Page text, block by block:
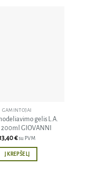
GAMINTOJAI
gelis L.A.
200ml GIOVANNI
€ su PVM
Į KREPŠELĮ